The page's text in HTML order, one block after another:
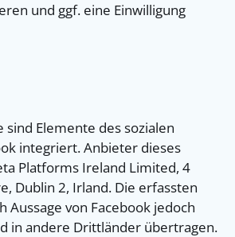
und ggf. eine Einwilligung
Elemente des sozialen
integriert. Anbieter dieses
Platforms Ireland Limited, 4
Dublin 2, Irland. Die erfassten
Aussage von Facebook jedoch
in andere Drittländer übertragen.